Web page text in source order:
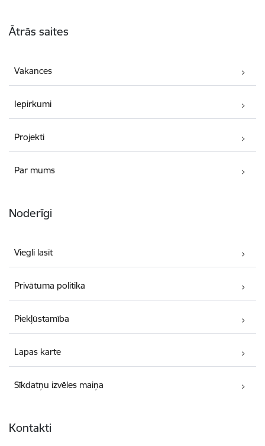
Ātrās saites
Vakances
Iepirkumi
Projekti
Par mums
Noderīgi
Viegli lasīt
Privātuma politika
Piekļūstamība
Lapas karte
Sīkdatņu izvēles maiņa
Kontakti